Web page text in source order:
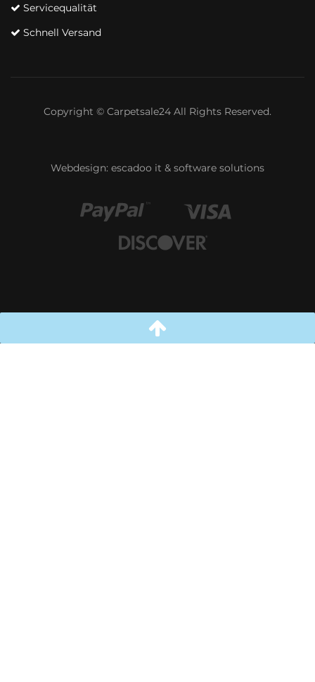
Servicequalität
Schnell Versand
Copyright © Carpetsale24 All Rights Reserved.
Webdesign: escadoo it & software solutions